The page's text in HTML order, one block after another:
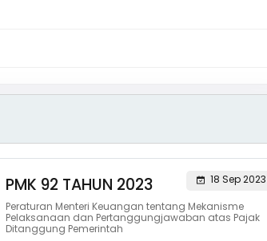
PMK 92 TAHUN 2023
18 Sep 2023
Peraturan Menteri Keuangan tentang Mekanisme
Pelaksanaan dan Pertanggungjawaban atas Pajak
Ditanggung Pemerintah